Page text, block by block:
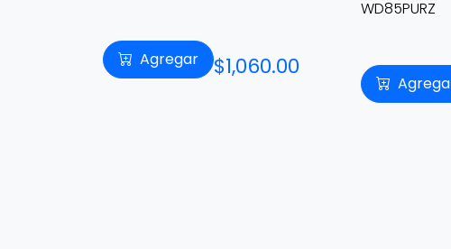
Agregar $1,060.00
WD85PURZ